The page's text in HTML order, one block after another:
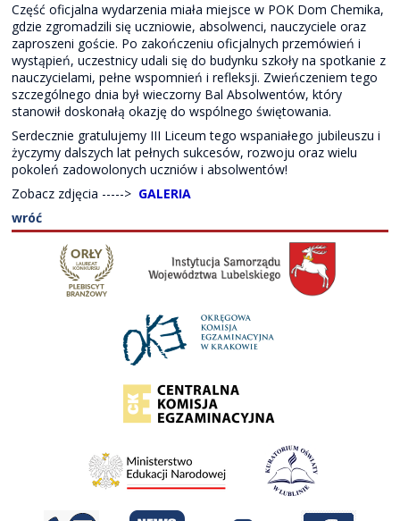
Część oficjalna wydarzenia miała miejsce w POK Dom Chemika,
gdzie zgromadzili się uczniowie, absolwenci, nauczyciele oraz
zaproszeni goście. Po zakończeniu oficjalnych przemówień i
wystąpień, uczestnicy udali się do budynku szkoły na spotkanie z
nauczycielami, pełne wspomnień i refleksji. Zwieńczeniem tego
szczególnego dnia był wieczorny Bal Absolwentów, który
stanowił doskonałą okazję do wspólnego świętowania.
Serdecznie gratulujemy III Liceum tego wspaniałego jubileuszu i
życzymy dalszych lat pełnych sukcesów, rozwoju oraz wielu
pokoleń zadowolonych uczniów i absolwentów!
Zobacz zdjęcia -----> GALERIA
wróć